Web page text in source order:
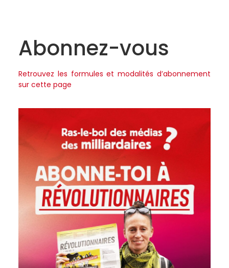
Abonnez-vous
Retrouvez les formules et modalités d’abonnement
sur cette page